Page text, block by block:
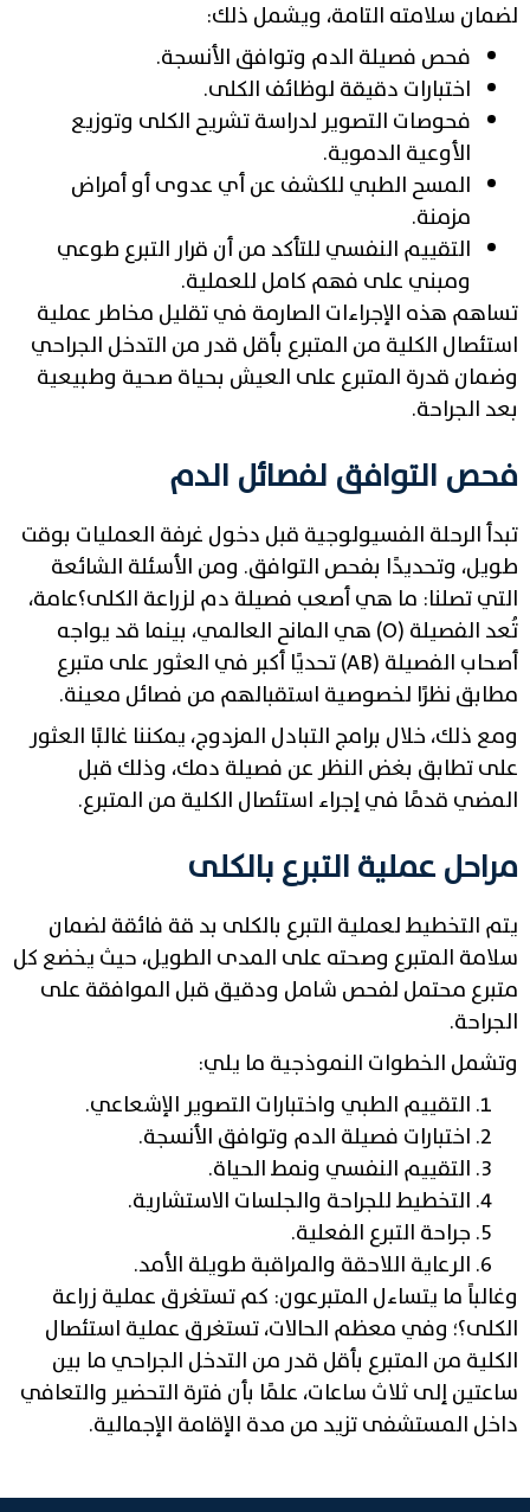
لضمان سلامته التامة، ويشمل ذلك:
فحص فصيلة الدم وتوافق الأنسجة.
اختبارات دقيقة لوظائف الكلى.
فحوصات التصوير لدراسة تشريح الكلى وتوزيع
الأوعية الدموية.
المسح الطبي للكشف عن أي عدوى أو أمراض
مزمنة.
التقييم النفسي للتأكد من أن قرار التبرع طوعي
ومبني على فهم كامل للعملية.
تساهم هذه الإجراءات الصارمة في تقليل مخاطر عملية
استئصال الكلية من المتبرع بأقل قدر من التدخل الجراحي
وضمان قدرة المتبرع على العيش بحياة صحية وطبيعية
بعد الجراحة.
فحص التوافق لفصائل الدم
تبدأ الرحلة الفسيولوجية قبل دخول غرفة العمليات بوقت
طويل، وتحديدًا بفحص التوافق. ومن الأسئلة الشائعة
التي تصلنا: ما هي أصعب فصيلة دم لزراعة الكلى؟عامة،
تُعد الفصيلة (O) هي المانح العالمي، بينما قد يواجه
أصحاب الفصيلة (AB) تحديًا أكبر في العثور على متبرع
مطابق نظرًا لخصوصية استقبالهم من فصائل معينة.
ومع ذلك، خلال برامج التبادل المزدوج، يمكننا غالبًا العثور
على تطابق بغض النظر عن فصيلة دمك، وذلك قبل
المضي قدمًا في إجراء استئصال الكلية من المتبرع.
مراحل عملية التبرع بالكلى
يتم التخطيط لعملية التبرع بالكلى بد قة فائقة لضمان
سلامة المتبرع وصحته على المدى الطويل، حيث يخضع كل
متبرع محتمل لفحص شامل ودقيق قبل الموافقة على
الجراحة.
وتشمل الخطوات النموذجية ما يلي:
التقييم الطبي واختبارات التصوير الإشعاعي.
اختبارات فصيلة الدم وتوافق الأنسجة.
التقييم النفسي ونمط الحياة.
التخطيط للجراحة والجلسات الاستشارية.
جراحة التبرع الفعلية.
الرعاية اللاحقة والمراقبة طويلة الأمد.
وغالباً ما يتساءل المتبرعون: كم تستغرق عملية زراعة
الكلى؟؛ وفي معظم الحالات، تستغرق عملية استئصال
الكلية من المتبرع بأقل قدر من التدخل الجراحي ما بين
ساعتين إلى ثلاث ساعات، علمًا بأن فترة التحضير والتعافي
داخل المستشفى تزيد من مدة الإقامة الإجمالية.